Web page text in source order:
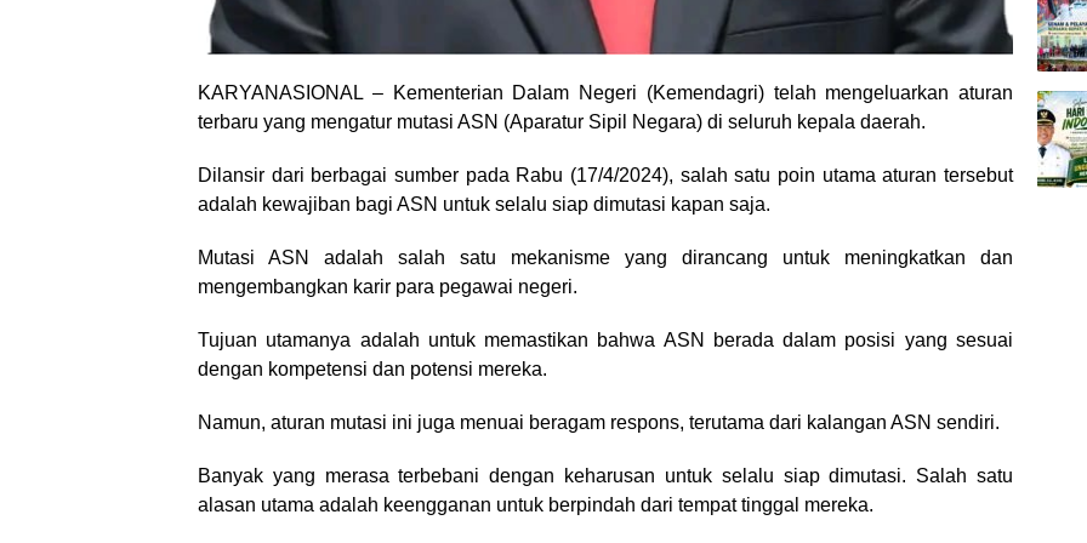
KARYANASIONAL – Kementerian Dalam Negeri (Kemendagri) telah mengeluarkan aturan
terbaru yang mengatur mutasi ASN (Aparatur Sipil Negara) di seluruh kepala daerah.
Dilansir dari berbagai sumber pada Rabu (17/4/2024), salah satu poin utama aturan tersebut
adalah kewajiban bagi ASN untuk selalu siap dimutasi kapan saja.
Mutasi ASN adalah salah satu mekanisme yang dirancang untuk meningkatkan dan
mengembangkan karir para pegawai negeri.
Tujuan utamanya adalah untuk memastikan bahwa ASN berada dalam posisi yang sesuai
dengan kompetensi dan potensi mereka.
Namun, aturan mutasi ini juga menuai beragam respons, terutama dari kalangan ASN sendiri.
Banyak yang merasa terbebani dengan keharusan untuk selalu siap dimutasi. Salah satu
alasan utama adalah keengganan untuk berpindah dari tempat tinggal mereka.